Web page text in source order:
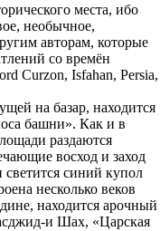
места, ибо
необычное,
авторам, которые
со времён
Curzon, Isfahan, Persia,
на базар, находится
башни». Как и в
раздаются
восход и заход
синий купол
несколько веков
находится арочный
и Шах, «Царская